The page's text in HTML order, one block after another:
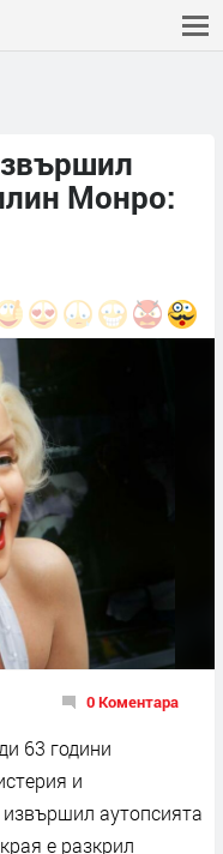
Монро:
0 Коментара
63 години
и
аутопсията
е разкрил